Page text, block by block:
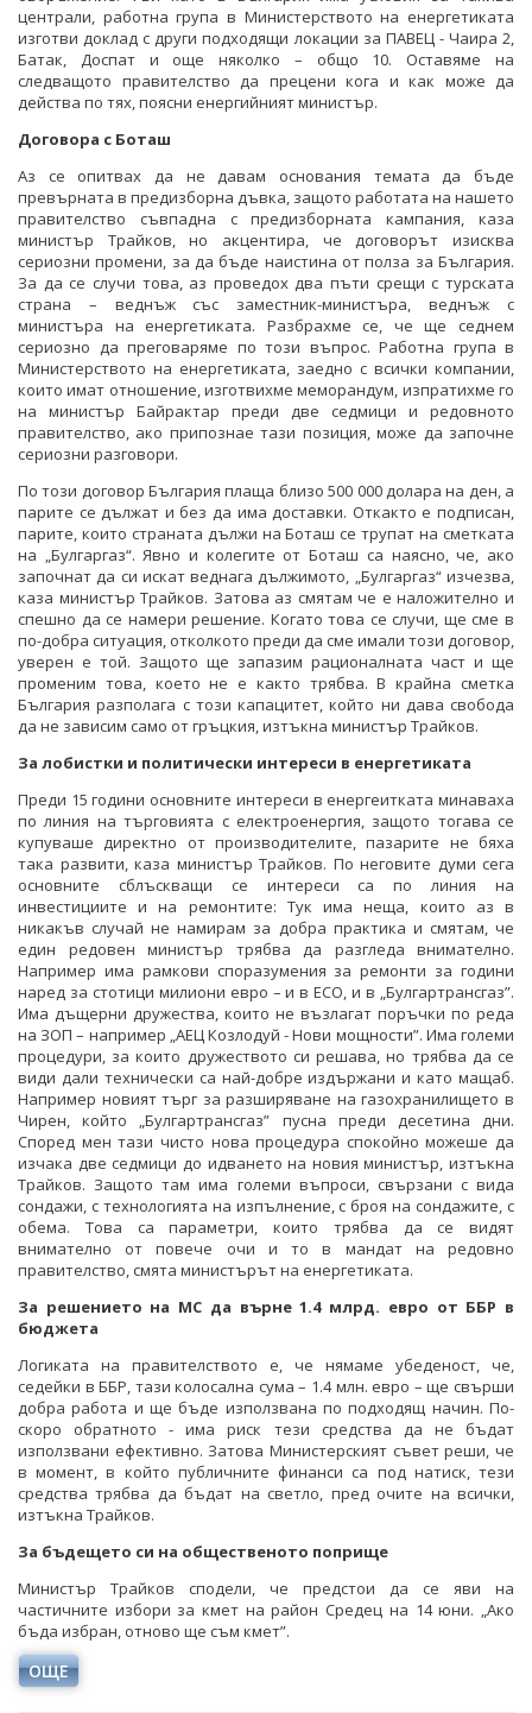
централи, работна група в Министерството на енергетиката
изготви доклад с други подходящи локации за ПАВЕЦ - Чаира 2,
Батак, Доспат и още няколко – общо 10. Оставяме на
следващото правителство да прецени кога и как може да
действа по тях, поясни енергийният министър.
Договора с Боташ
Аз се опитвах да не давам основания темата да бъде
превърната в предизборна дъвка, защото работата на нашето
правителство съвпадна с предизборната кампания, каза
министър Трайков, но акцентира, че договорът изисква
сериозни промени, за да бъде наистина от полза за България.
За да се случи това, аз проведох два пъти срещи с турската
страна – веднъж със заместник-министъра, веднъж с
министъра на енергетиката. Разбрахме се, че ще седнем
сериозно да преговаряме по този въпрос. Работна група в
Министерството на енергетиката, заедно с всички компании,
които имат отношение, изготвихме меморандум, изпратихме го
на министър Байрактар преди две седмици и редовното
правителство, ако припознае тази позиция, може да започне
сериозни разговори.
По този договор България плаща близо 500 000 долара на ден, а
парите се дължат и без да има доставки. Откакто е подписан,
парите, които страната дължи на Боташ се трупат на сметката
на „Булгаргаз“. Явно и колегите от Боташ са наясно, че, ако
започнат да си искат веднага дължимото, „Булгаргаз“ изчезва,
каза министър Трайков. Затова аз смятам че е наложително и
спешно да се намери решение. Когато това се случи, ще сме в
по-добра ситуация, отколкото преди да сме имали този договор,
уверен е той. Защото ще запазим рационалната част и ще
променим това, което не е както трябва. В крайна сметка
България разполага с този капацитет, който ни дава свобода
да не зависим само от гръцкия, изтъкна министър Трайков.
За лобистки и политически интереси в енергетиката
Преди 15 години основните интереси в енергеитката минаваха
по линия на търговията с електроенергия, защото тогава се
купуваше директно от производителите, пазарите не бяха
така развити, каза министър Трайков. По неговите думи сега
основните сблъскващи се интереси са по линия на
инвестициите и на ремонтите: Тук има неща, които аз в
никакъв случай не намирам за добра практика и смятам, че
един редовен министър трябва да разгледа внимателно.
Например има рамкови споразумения за ремонти за години
наред за стотици милиони евро – и в ЕСО, и в „Булгартрансгаз”.
Има дъщерни дружества, които не възлагат поръчки по реда
на ЗОП – например „АЕЦ Козлодуй - Нови мощности”. Има големи
процедури, за които дружеството си решава, но трябва да се
види дали технически са най-добре издържани и като мащаб.
Например новият търг за разширяване на газохранилището в
Чирен, който „Булгартрансгаз” пусна преди десетина дни.
Според мен тази чисто нова процедура спокойно можеше да
изчака две седмици до идването на новия министър, изтъкна
Трайков. Защото там има големи въпроси, свързани с вида
сондажи, с технологията на изпълнение, с броя на сондажите, с
обема. Това са параметри, които трябва да се видят
внимателно от повече очи и то в мандат на редовно
правителство, смята министърът на енергетиката.
За решението на МС да върне 1.4 млрд. евро от ББР в
бюджета
Логиката на правителството е, че нямаме убеденост, че,
седейки в ББР, тази колосална сума – 1.4 млн. евро – ще свърши
добра работа и ще бъде използвана по подходящ начин. По-
скоро обратното - има риск тези средства да не бъдат
използвани ефективно. Затова Министерският съвет реши, че
в момент, в който публичните финанси са под натиск, тези
средства трябва да бъдат на светло, пред очите на всички,
изтъкна Трайков.
За бъдещето си на общественото поприще
Министър Трайков сподели, че предстои да се яви на
частичните избори за кмет на район Средец на 14 юни. „Ако
бъда избран, отново ще съм кмет”.
ОЩЕ